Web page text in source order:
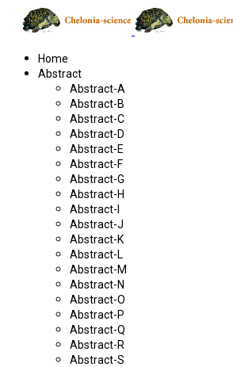
Home
Abstract
Abstract-A
Abstract-B
Abstract-C
Abstract-D
Abstract-E
Abstract-F
Abstract-G
Abstract-H
Abstract-I
Abstract-J
Abstract-K
Abstract-L
Abstract-M
Abstract-N
Abstract-O
Abstract-P
Abstract-Q
Abstract-R
Abstract-S